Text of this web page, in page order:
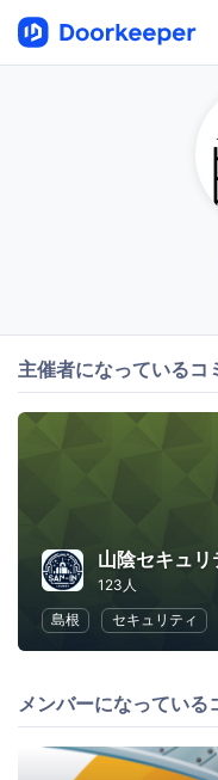
主催者になっているコ
123人
島根
セキュリティ
メンバーになっている